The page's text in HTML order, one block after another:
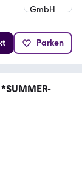
Parken